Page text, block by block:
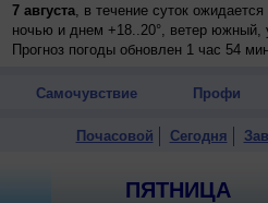
7 августа, в течение суток
ночью и днем +18..20°, ветер южный,
Прогноз погоды обновлен 1 час 54
Самочувствие Профи
Почасовой Сегодня
ПЯТНИЦА